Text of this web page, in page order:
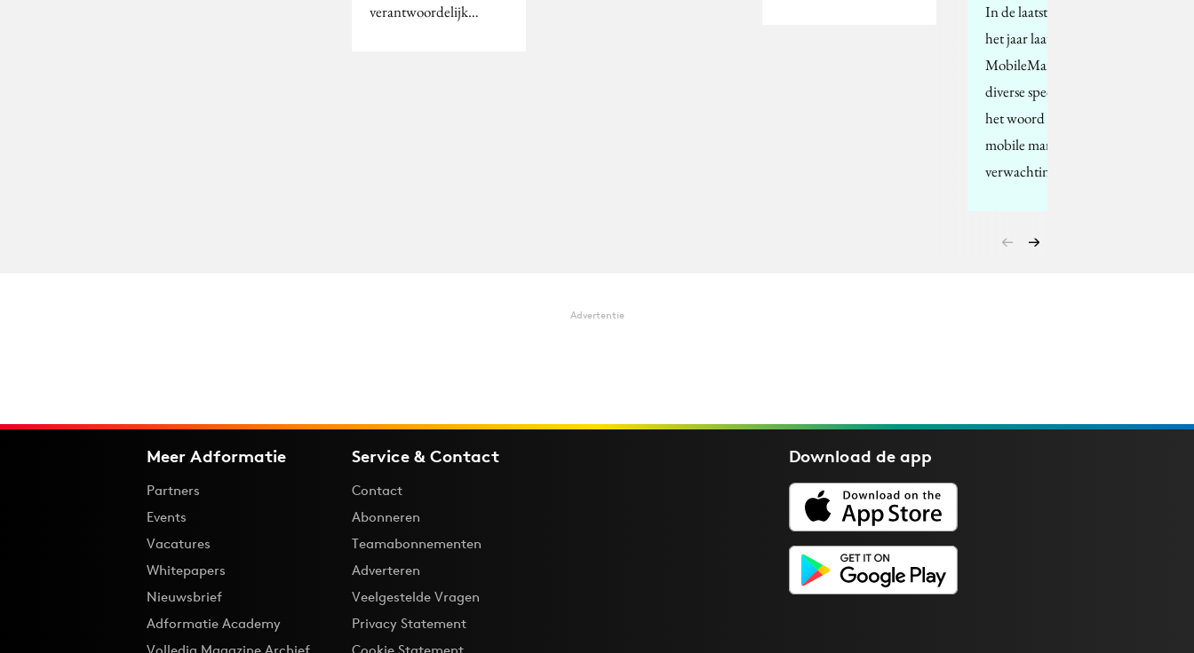
verantwoordelijk…
In de laatste maand van
het jaar laat
MobileMarketing.nl
diverse specialisten aan
het woord over hun
mobile marketing
verwachtingen voor…
Advertentie
Meer Adformatie
Partners
Events
Vacatures
Whitepapers
Nieuwsbrief
Adformatie Academy
Service & Contact
Contact
Abonneren
Teamabonnementen
Adverteren
Veelgestelde Vragen
Privacy Statement
Download deapp